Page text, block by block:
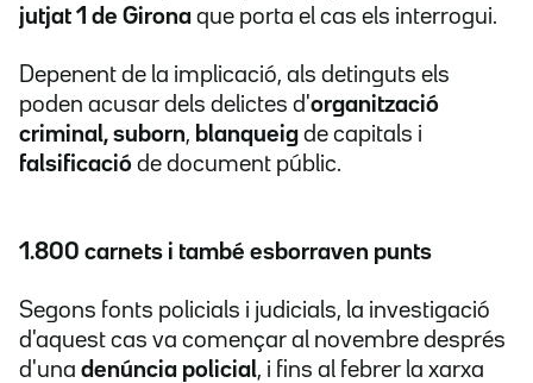
jutjat 1 de Girona que porta el cas els interrogui.
Depenent de la implicació, als detinguts els
poden acusar dels delictes d'organització
criminal, suborn, blanqueig de capitals i
falsificació de document públic.
1.800 carnets i també esborraven punts
Segons fonts policials i judicials, la investigació
d'aquest cas va començar al novembre després
d'una denúncia policial, i fins al febrer la xarxa